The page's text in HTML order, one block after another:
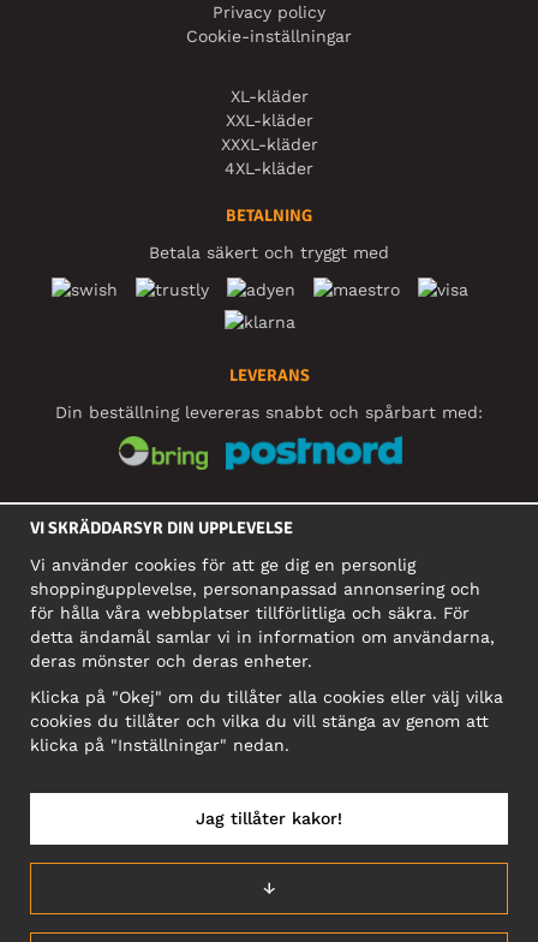
Privacy policy
Cookie-inställningar
XL-kläder
XXL-kläder
XXXL-kläder
4XL-kläder
BETALNING
Betala säkert och tryggt med
LEVERANS
Din beställning levereras snabbt och spårbart med:
SOCIALA MEDIER
FÖRETAG
Motley Denim Europe OÜ
Narva mnt 5, EE-10117 Tallinn
Org: 12356245, Momsnummer: SE502090048501
OBS! Skicka inte varureturer till denna adress!
SVERIGE/SVENSKA
VI SKRÄDDARSYR DIN UPPLEVELSE
Vi använder cookies för att ge dig en personlig
shoppingupplevelse, personanpassad annonsering och
för hålla våra webbplatser tillförlitliga och säkra. För
detta ändamål samlar vi in information om användarna,
deras mönster och deras enheter.
Klicka på "Okej" om du tillåter alla cookies eller välj vilka
cookies du tillåter och vilka du vill stänga av genom att
klicka på "Inställningar" nedan.
↓
Jag tillåter kakor!